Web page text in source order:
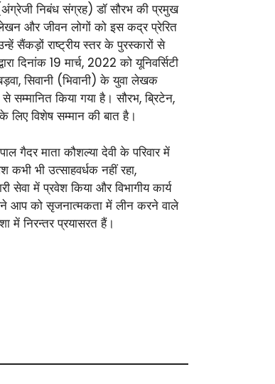
निबंध संग्रह) डॉ सौरभ की प्रमुख
और जीवन लोगों को इस कद्र प्रेरित
सैंकड़ों राष्ट्रीय स्तर के पुरस्कारों से
दिनांक 19 मार्च, 2022 को यूनिवर्सिटी
बड़वा, सिवानी (भिवानी) के युवा लेखक
सम्मानित किया गया है। सौरभ, ब्रिटेन,
लिए विशेष सम्मान की बात है।
गैदर माता कौशल्या देवी के परिवार में
भी उत्साहवर्धक नहीं रहा,
में प्रवेश किया और विभागीय कार्य
आप को सृजनात्मकता में लीन करने वाले
में निरन्तर प्रयासरत हैं।